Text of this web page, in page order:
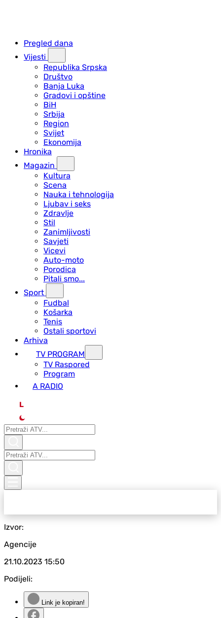
Pregled dana
Vijesti
Republika Srpska
Društvo
Banja Luka
Gradovi i opštine
BiH
Srbija
Region
Svijet
Ekonomija
Hronika
Magazin
Kultura
Scena
Nauka i tehnologija
Ljubav i seks
Zdravlje
Stil
Zanimljivosti
Savjeti
Vicevi
Auto-moto
Porodica
Pitali smo...
Sport
Fudbal
Košarka
Tenis
Ostali sportovi
Arhiva
TV PROGRAM
ТV Raspored
Program
A RADIO
L
Izvor:
Agencije
21.10.2023 15:50
Podijeli:
Link je kopiran!